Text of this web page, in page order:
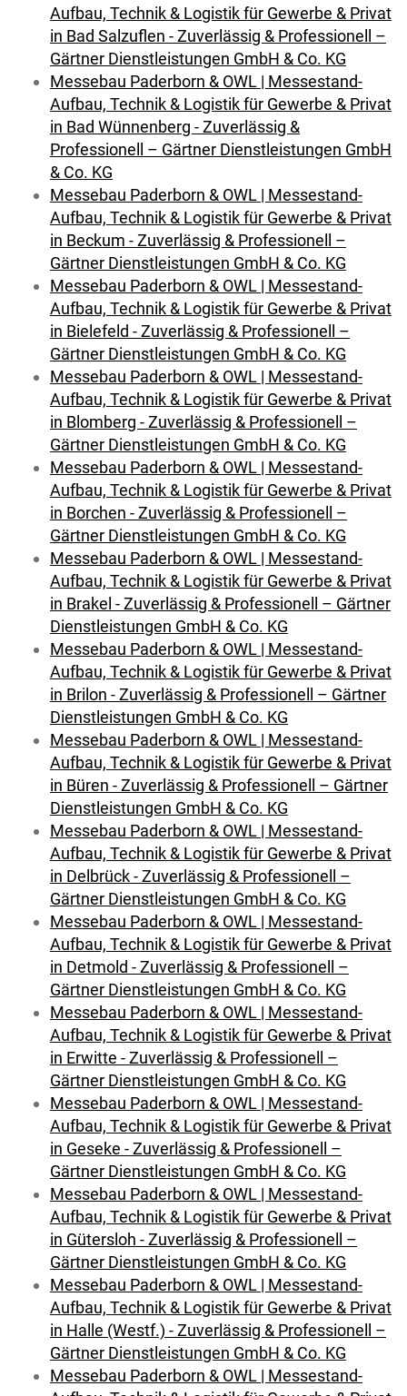
Aufbau, Technik & Logistik für Gewerbe & Privat
in Bad Salzuflen - Zuverlässig & Professionell –
Gärtner Dienstleistungen GmbH & Co. KG
Messebau Paderborn & OWL | Messestand-
Aufbau, Technik & Logistik für Gewerbe & Privat
in Bad Wünnenberg - Zuverlässig &
Professionell – Gärtner Dienstleistungen GmbH
& Co. KG
Messebau Paderborn & OWL | Messestand-
Aufbau, Technik & Logistik für Gewerbe & Privat
in Beckum - Zuverlässig & Professionell –
Gärtner Dienstleistungen GmbH & Co. KG
Messebau Paderborn & OWL | Messestand-
Aufbau, Technik & Logistik für Gewerbe & Privat
in Bielefeld - Zuverlässig & Professionell –
Gärtner Dienstleistungen GmbH & Co. KG
Messebau Paderborn & OWL | Messestand-
Aufbau, Technik & Logistik für Gewerbe & Privat
in Blomberg - Zuverlässig & Professionell –
Gärtner Dienstleistungen GmbH & Co. KG
Messebau Paderborn & OWL | Messestand-
Aufbau, Technik & Logistik für Gewerbe & Privat
in Borchen - Zuverlässig & Professionell –
Gärtner Dienstleistungen GmbH & Co. KG
Messebau Paderborn & OWL | Messestand-
Aufbau, Technik & Logistik für Gewerbe & Privat
in Brakel - Zuverlässig & Professionell – Gärtner
Dienstleistungen GmbH & Co. KG
Messebau Paderborn & OWL | Messestand-
Aufbau, Technik & Logistik für Gewerbe & Privat
in Brilon - Zuverlässig & Professionell – Gärtner
Dienstleistungen GmbH & Co. KG
Messebau Paderborn & OWL | Messestand-
Aufbau, Technik & Logistik für Gewerbe & Privat
in Büren - Zuverlässig & Professionell – Gärtner
Dienstleistungen GmbH & Co. KG
Messebau Paderborn & OWL | Messestand-
Aufbau, Technik & Logistik für Gewerbe & Privat
in Delbrück - Zuverlässig & Professionell –
Gärtner Dienstleistungen GmbH & Co. KG
Messebau Paderborn & OWL | Messestand-
Aufbau, Technik & Logistik für Gewerbe & Privat
in Detmold - Zuverlässig & Professionell –
Gärtner Dienstleistungen GmbH & Co. KG
Messebau Paderborn & OWL | Messestand-
Aufbau, Technik & Logistik für Gewerbe & Privat
in Erwitte - Zuverlässig & Professionell –
Gärtner Dienstleistungen GmbH & Co. KG
Messebau Paderborn & OWL | Messestand-
Aufbau, Technik & Logistik für Gewerbe & Privat
in Geseke - Zuverlässig & Professionell –
Gärtner Dienstleistungen GmbH & Co. KG
Messebau Paderborn & OWL | Messestand-
Aufbau, Technik & Logistik für Gewerbe & Privat
in Gütersloh - Zuverlässig & Professionell –
Gärtner Dienstleistungen GmbH & Co. KG
Messebau Paderborn & OWL | Messestand-
Aufbau, Technik & Logistik für Gewerbe & Privat
in Halle (Westf.) - Zuverlässig & Professionell –
Gärtner Dienstleistungen GmbH & Co. KG
Messebau Paderborn & OWL | Messestand-